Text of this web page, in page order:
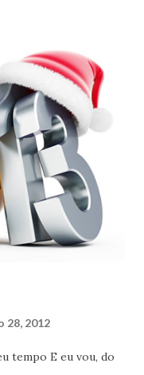
da vontade de
e vontade
para renovar ideias.
tempo de aproveitar
Estamos
passageiros do
das mudanças.
28, 2012
tempo E eu vou, do